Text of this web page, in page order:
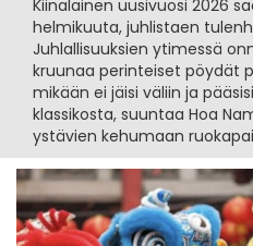
Kiinalainen uusivuosi 2026
helmikuuta, juhlistaen
Juhlallisuuksien ytimessä
kruunaa perinteiset pöydät
mikään ei jäisi väliin ja
klassikosta, suuntaa Hoa
ystävien kehumaan